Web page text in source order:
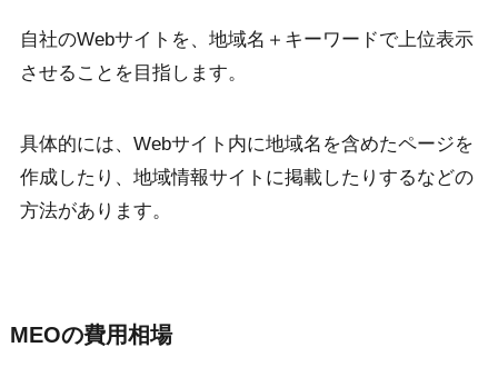
自社のWebサイトを、地域名＋キーワードで上位表示
させることを目指します。
具体的には、Webサイト内に地域名を含めたページを
作成したり、地域情報サイトに掲載したりするなどの
方法があります。
MEOの費用相場